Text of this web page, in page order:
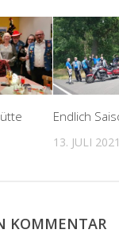
Endlich
13. JULI 2021
KOMMENTAR